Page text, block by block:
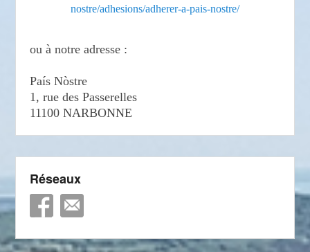
nostre/adhesions/adherer-a-pais-nostre/
ou à notre adresse :
País Nòstre
1, rue des Passerelles
11100 NARBONNE
Réseaux